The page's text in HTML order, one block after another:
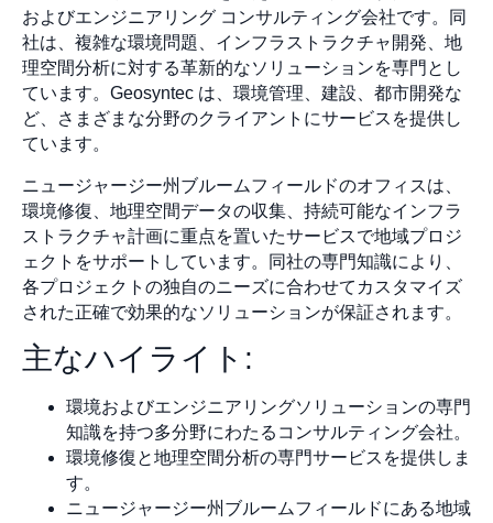
およびエンジニアリング コンサルティング会社です。同
社は、複雑な環境問題、インフラストラクチャ開発、地
理空間分析に対する革新的なソリューションを専門とし
ています。Geosyntec は、環境管理、建設、都市開発な
ど、さまざまな分野のクライアントにサービスを提供し
ています。
ニュージャージー州ブルームフィールドのオフィスは、
環境修復、地理空間データの収集、持続可能なインフラ
ストラクチャ計画に重点を置いたサービスで地域プロジ
ェクトをサポートしています。同社の専門知識により、
各プロジェクトの独自のニーズに合わせてカスタマイズ
された正確で効果的なソリューションが保証されます。
主なハイライト:
環境およびエンジニアリングソリューションの専門
知識を持つ多分野にわたるコンサルティング会社。
環境修復と地理空間分析の専門サービスを提供しま
す。
ニュージャージー州ブルームフィールドにある地域